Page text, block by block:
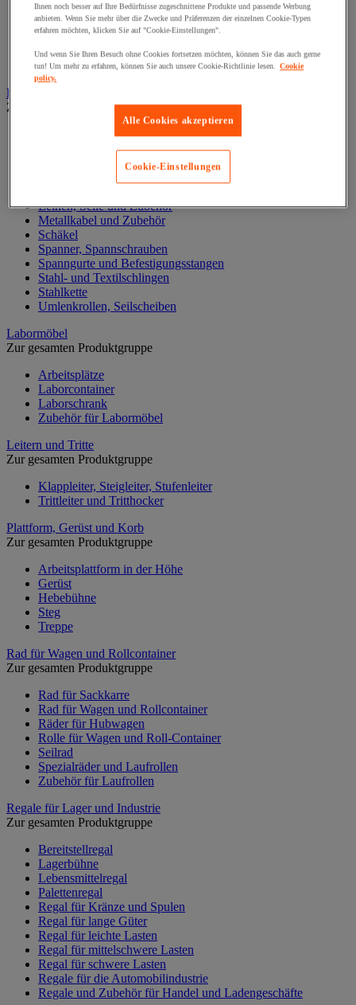
Elektrischer Gabelstapler
Hub-Gabelstapler
Hubwagen mit Waage
Manueller Hubwagen
Scherengabelhubwagen und Hochhubwagen
Ketten und Schlingen zum Heben
Zur gesamten Produktgruppe
Gummispanner
Hebeösen und Hubringe
Karabinerhaken, Kettenglieder, Haken
Leinen, Seile und Zubehör
Metallkabel und Zubehör
Schäkel
Spanner, Spannschrauben
Spanngurte und Befestigungsstangen
Stahl- und Textilschlingen
Stahlkette
Umlenkrollen, Seilscheiben
Labormöbel
Zur gesamten Produktgruppe
Arbeitsplätze
Laborcontainer
Laborschrank
Zubehör für Labormöbel
Leitern und Tritte
Zur gesamten Produktgruppe
Klappleiter, Steigleiter, Stufenleiter
Trittleiter und Tritthocker
Plattform, Gerüst und Korb
Zur gesamten Produktgruppe
Arbeitsplattform in der Höhe
Gerüst
Hebebühne
Steg
Treppe
Rad für Wagen und Rollcontainer
Zur gesamten Produktgruppe
Rad für Sackkarre
Rad für Wagen und Rollcontainer
Räder für Hubwagen
Rolle für Wagen und Roll-Container
Seilrad
Spezialräder und Laufrollen
Zubehör für Laufrollen
Regale für Lager und Industrie
Zur gesamten Produktgruppe
Bereitstellregal
Lagerbühne
Lebensmittelregal
Palettenregal
Regal für Kränze und Spulen
Regal für lange Güter
Regal für leichte Lasten
Regal für mittelschwere Lasten
Regal für schwere Lasten
Regale für die Automobilindustrie
Regale und Zubehör für Handel und Ladengeschäfte
Ihnen noch besser auf Ihre Bedürfnisse zugeschnittene Produkte und passende Werbung
anbieten. Wenn Sie mehr über die Zwecke und Präferenzen der einzelnen Cookie-Typen
erfahren möchten, klicken Sie auf "Cookie-Einstellungen".
Und wenn Sie Ihren Besuch ohne Cookies fortsetzen möchten, können Sie das auch gerne
tun! Um mehr zu erfahren, können Sie auch unsere Cookie-Richtlinie lesen. Cookie
policy.
Alle Cookies akzeptieren
Cookie-Einstellungen